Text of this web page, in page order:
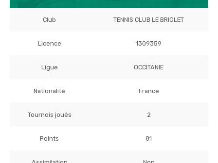
Club TENNIS CLUB LE BRIOLET
Licence 1309359
Ligue OCCITANIE
Nationalité France
Tournois joués 2
Points 81